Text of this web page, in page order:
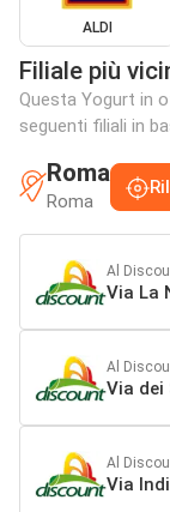
ALDI
Filiale più
Questa Yogurt in
seguenti filiali in
Roma
Roma
Al
Via La
Al
Via dei
Al
Via